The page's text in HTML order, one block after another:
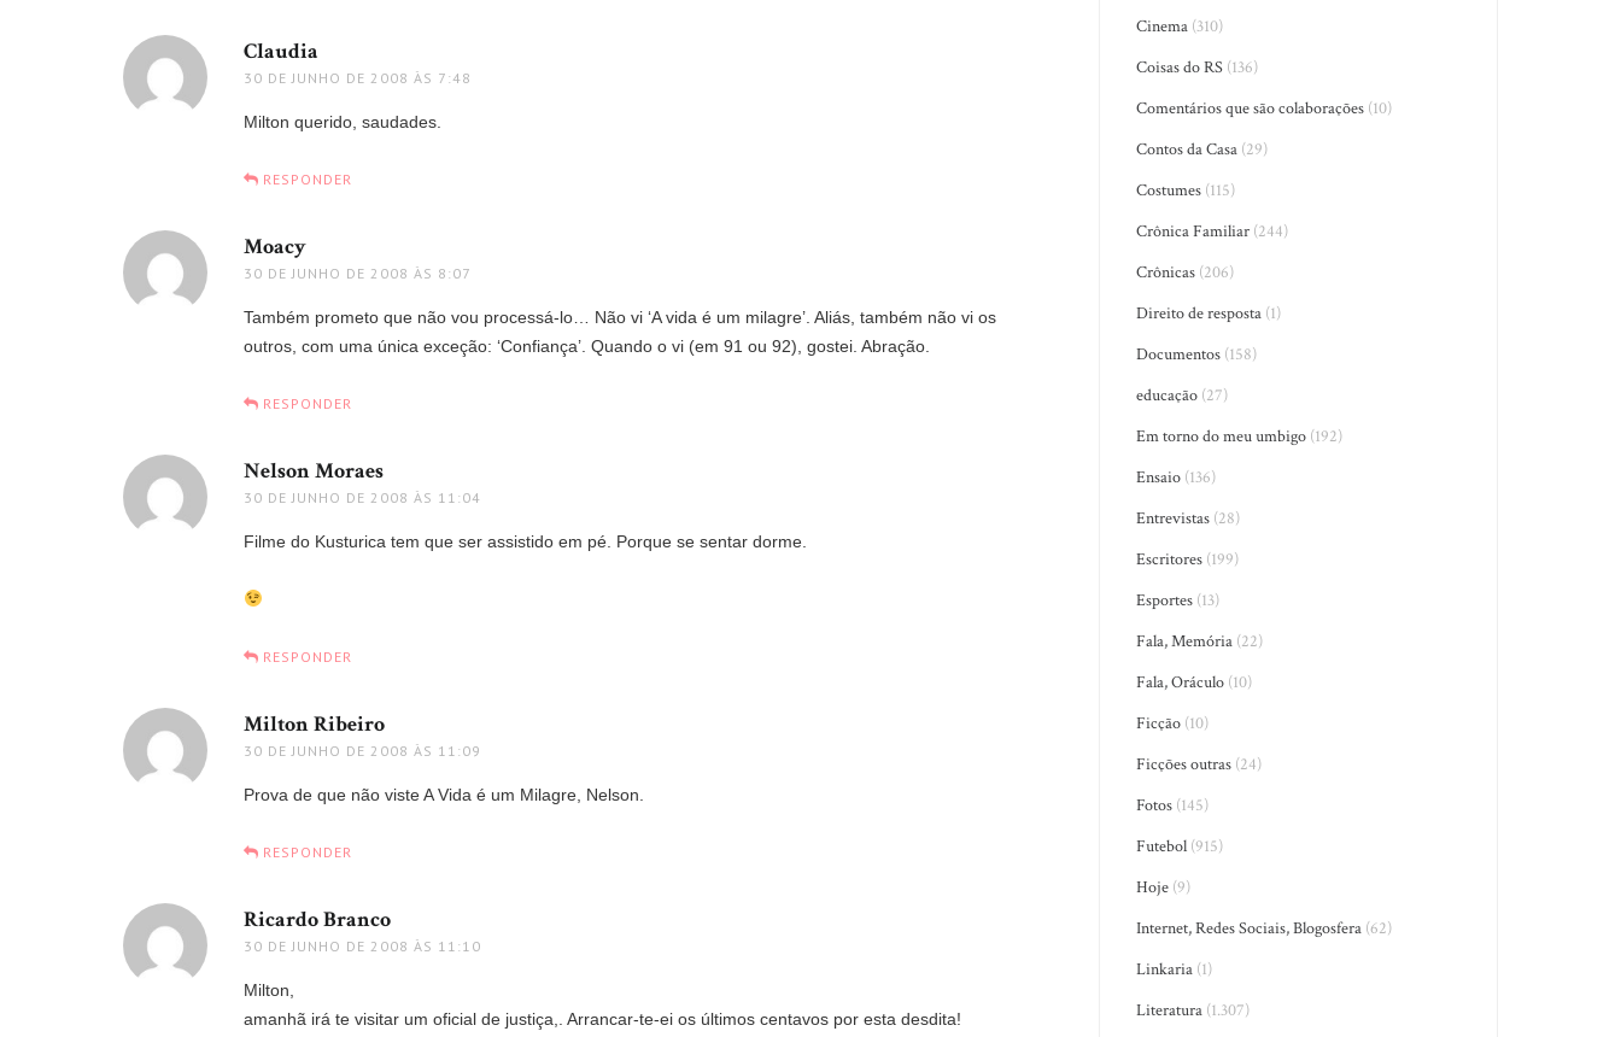
Claudia
30 DE JUNHO DE 2008 ÀS 7:48
Milton querido, saudades.
RESPONDER
Moacy
30 DE JUNHO DE 2008 ÀS 8:07
Também prometo que não vou processá-lo… Não vi ‘A vida é um milagre’. Aliás, também não vi os
outros, com uma única exceção: ‘Confiança’. Quando o vi (em 91 ou 92), gostei. Abração.
RESPONDER
Nelson Moraes
30 DE JUNHO DE 2008 ÀS 11:04
Filme do Kusturica tem que ser assistido em pé. Porque se sentar dorme.
RESPONDER
Milton Ribeiro
30 DE JUNHO DE 2008 ÀS 11:09
Prova de que não viste A Vida é um Milagre, Nelson.
RESPONDER
Ricardo Branco
30 DE JUNHO DE 2008 ÀS 11:10
Milton,
amanhã irá te visitar um oficial de justiça,. Arrancar-te-ei os últimos centavos por esta desdita!
Cinema (310)
Coisas do RS (136)
Comentários que são colaborações (10)
Contos da Casa (29)
Costumes (115)
Crônica Familiar (244)
Crônicas (206)
Direito de resposta (1)
Documentos (158)
educação (27)
Em torno do meu umbigo (192)
Ensaio (136)
Entrevistas (28)
Escritores (199)
Esportes (13)
Fala, Memória (22)
Fala, Oráculo (10)
Ficção (10)
Ficções outras (24)
Fotos (145)
Futebol (915)
Hoje (9)
Internet, Redes Sociais, Blogosfera (62)
Linkaria (1)
Literatura (1.307)